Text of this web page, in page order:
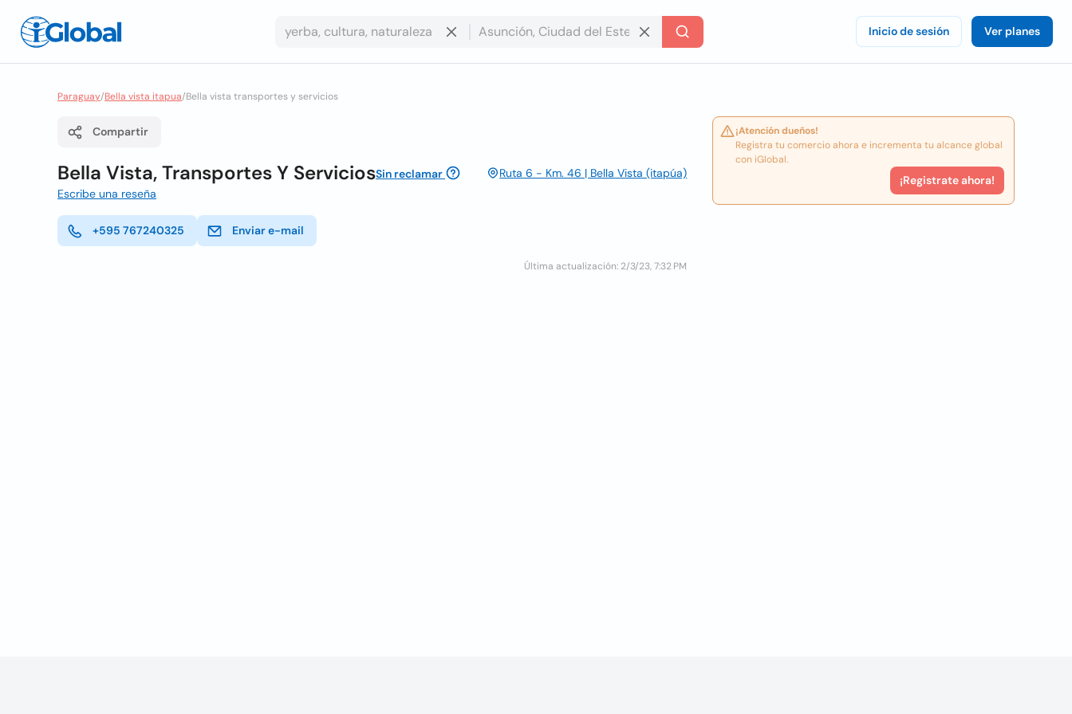
Inicio de sesión Ver planes
Paraguay/Bella vista itapua/Bella vista transportes y servicios
Compartir
Bella Vista, Transportes Y ServiciosSin reclamar
Ruta 6 - Km. 46 | Bella Vista (itapúa)
Escribe una reseña
+595 767240325 Enviar e-mail
Última actualización: 2/3/23, 7:32 PM
¡Atención dueños!
Registra tu comercio ahora e incrementa tu alcance global
con iGlobal.
¡Registrate ahora!